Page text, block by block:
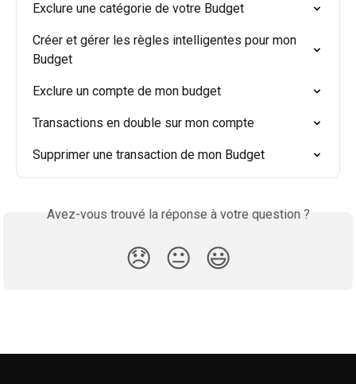
Exclure une catégorie de votre Budget
Créer et gérer les règles intelligentes pour mon
Budget
Exclure un compte de mon budget
Transactions en double sur mon compte
Supprimer une transaction de mon Budget
Avez-vous trouvé la réponse à votre question ?
😞 😐 😃